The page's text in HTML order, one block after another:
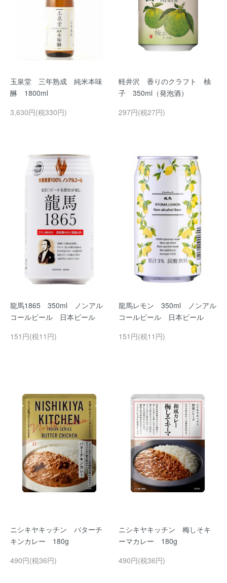
玉泉堂 三年熟成 純米本味
醂 1800ml
3,630円(税330円)
軽井沢 香りのクラフト 柚
子 350ml（発泡酒）
297円(税27円)
龍馬1865 350ml ノンアル
コールビール 日本ビール
151円(税11円)
龍馬レモン 350ml ノンアル
コールビール 日本ビール
151円(税11円)
ニシキヤキッチン バターチ
キンカレー 180g
490円(税36円)
ニシキヤキッチン 梅しそキ
ーマカレー 180g
490円(税36円)